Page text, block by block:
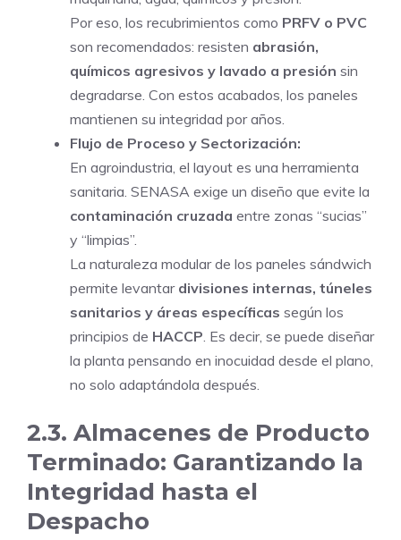
Por eso, los recubrimientos como PRFV o PVC
son recomendados: resisten abrasión,
químicos agresivos y lavado a presión sin
degradarse. Con estos acabados, los paneles
mantienen su integridad por años.
Flujo de Proceso y Sectorización:
En agroindustria, el layout es una herramienta
sanitaria. SENASA exige un diseño que evite la
contaminación cruzada entre zonas “sucias”
y “limpias”.
La naturaleza modular de los paneles sándwich
permite levantar divisiones internas, túneles
sanitarios y áreas específicas según los
principios de HACCP. Es decir, se puede diseñar
la planta pensando en inocuidad desde el plano,
no solo adaptándola después.
2.3. Almacenes de Producto
Terminado: Garantizando la
Integridad hasta el
Despacho